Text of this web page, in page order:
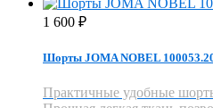
1 600 ₽
Шорты JOMA NOBEL
Практичные удобные